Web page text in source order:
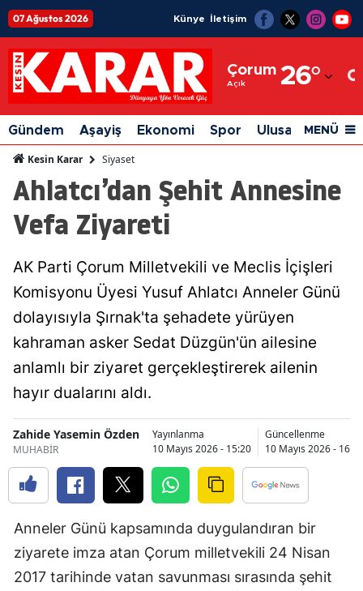
07 Ağustos 2026 Künye İletişim
Çorum
Açık 26°
Adıyaman
Afyonkarahisar
Ağrı
Amasya
Aydın
Balıkesir
Bitlis
Bolu
Bursa
Çanakkale
Gündem Aşayiş Ekonomi Spor Ulusal Siyaset
MENÜ
Kesin Karar Siyaset
Ahlatcı’dan Şehit Annesine
Vefa Ziyareti
AK Parti Çorum Milletvekili ve Meclis İçişleri
Komisyonu Üyesi Yusuf Ahlatcı Anneler Günü
dolayısıyla Şırnak'ta şehadete yürüyen
kahraman asker Sedat Düzgün'ün ailesine
anlamlı bir ziyaret gerçekleştirerek ailenin
hayır dualarını aldı.
Zahide Yasemin Özden
MUHABİR
Yayınlanma
10 Mayıs 2026 - 15:20
Güncellenme
10 Mayıs 2026 - 16:17
Anneler Günü kapsamında duygulandıran bir
ziyarete imza atan Çorum milletvekili 24 Nisan
2017 tarihinde vatan savunması sırasında şehit